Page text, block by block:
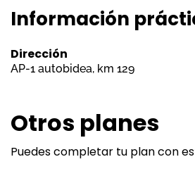
Información
Dirección
AP-1 autobidea, km 129
Otros planes
Puedes completar tu plan con